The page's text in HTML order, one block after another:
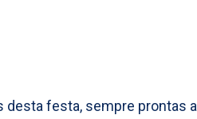
desta festa, sempre prontas a